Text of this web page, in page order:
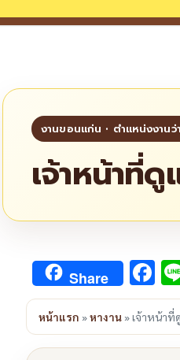
เจ้าหน้าที่
Share
หน้าแรก »หางาน »เจ้าหน้าที่